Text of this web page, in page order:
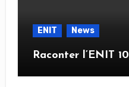
ENIT News
Raconter l’ENIT 10